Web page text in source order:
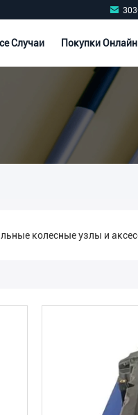
Случаи Покупки Онлайн
колесные узлы и